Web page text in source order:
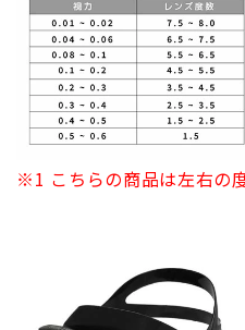
※1 こちらの商品は左右の